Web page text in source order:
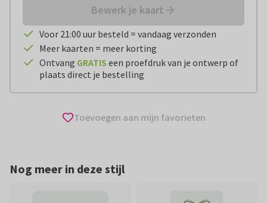
Bewerk je kaart
Voor 21:00 uur besteld = vandaag verzonden
Meer kaarten = meer korting
Ontvang GRATIS een proefdruk van je ontwerp of
plaats direct je bestelling
Toevoegen aan mijn favorieten
Nog meer in deze stijl